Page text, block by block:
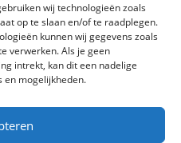
wij technologieën zoals
op te slaan en/of te raadplegen.
kunnen wij gegevens zoals
verwerken. Als je geen
intrekt, kan dit een nadelige
en mogelijkheden.